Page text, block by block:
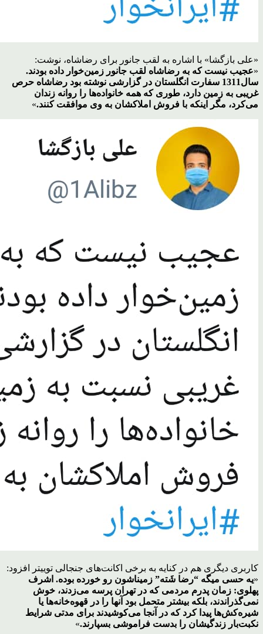
«علی بازگشا» با اشاره به لقب جانور برای رضاشاه، نوشت:
«عجیب نیست که به رضاشاه لقب جانور زمین‌خوار داده بودند.
سال1311 سفارت انگلستان در گزارشی نوشته بود رضاشاه حرص
غریبی به زمین دارد، طوری که همه خانواده‌ها را روانه زندان
می‌کرد، مگر اینکه با فروش املاکشان به وی موافقت کنند.»
کاربری دیگری هم در کنایه به برخی اکانت‌های جنجالی توییتر افزود:
«یه حسی میگه “رضا شَته” زمیناشون رو خورده بوده. اشرف
پهلوی: زمان پدرم مردمی که در تهران پرسه می‌زدند، خوش
نمی‌گذراندند، بلکه بیشتر متحمل بود آنها را در قهوه‌خانه‌ها یا
شیره‌کش‌ها پیدا کرد که در آنجا می‌کوشیدند برای مدتی شرایط
نکبت‌بار زندگیشان را بدست فراموشی بسپارند.»